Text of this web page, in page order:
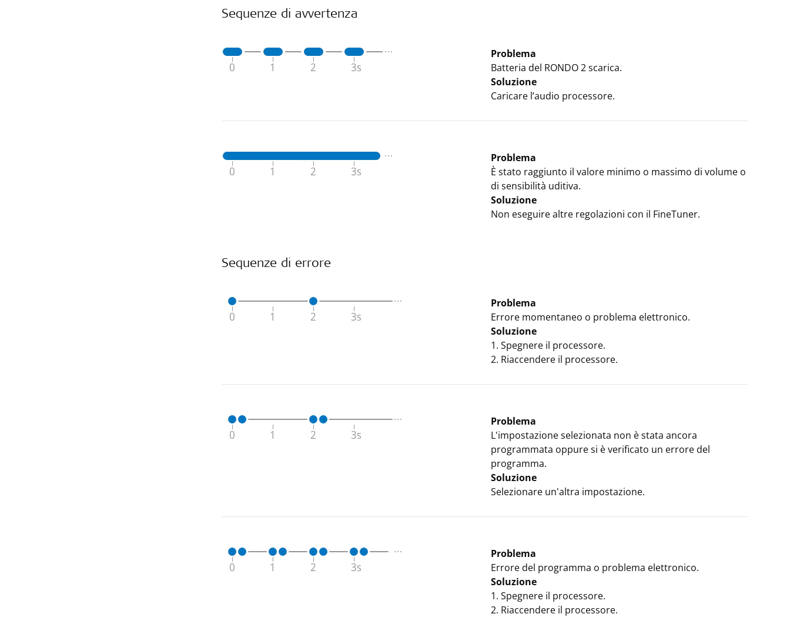
Sequenze di avvertenza
Problema
Batteria del RONDO 2 scarica.
Soluzione
Caricare l’audio processore.
Problema
È stato raggiunto il valore minimo o massimo di volume o
di sensibilità uditiva.
Soluzione
Non eseguire altre regolazioni con il FineTuner.
Sequenze di errore
Problema
Errore momentaneo o problema elettronico.
Soluzione
1. Spegnere il processore.
2. Riaccendere il processore.
Problema
L'impostazione selezionata non è stata ancora
programmata oppure si è verificato un errore del
programma.
Soluzione
Selezionare un'altra impostazione.
Problema
Errore del programma o problema elettronico.
Soluzione
1. Spegnere il processore.
2. Riaccendere il processore.